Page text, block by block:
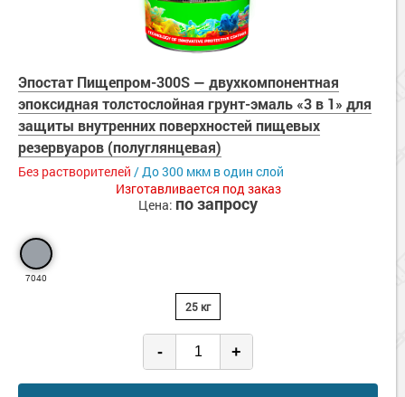
Эпостат Пищепром-300S — двухкомпонентная
эпоксидная толстослойная грунт-эмаль «3 в 1» для
защиты внутренних поверхностей пищевых
резервуаров (полуглянцевая)
Без растворителей / До 300 мкм в один слой
Изготавливается под заказ
Цена: по запросу
7040
25 кг
- +